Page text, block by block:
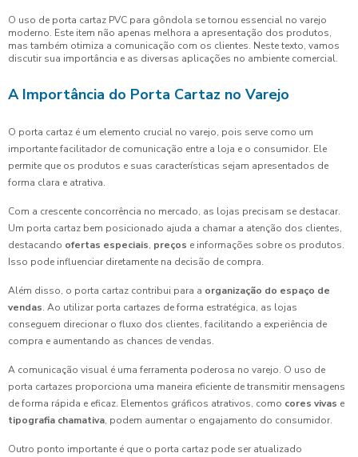
O uso de porta cartaz PVC para gôndola se tornou essencial no varejo
moderno. Este item não apenas melhora a apresentação dos produtos,
mas também otimiza a comunicação com os clientes. Neste texto, vamos
discutir sua importância e as diversas aplicações no ambiente comercial.
A Importância do Porta Cartaz no Varejo
O porta cartaz é um elemento crucial no varejo, pois serve como um
importante facilitador de comunicação entre a loja e o consumidor. Ele
permite que os produtos e suas características sejam apresentados de
forma clara e atrativa.
Com a crescente concorrência no mercado, as lojas precisam se destacar.
Um porta cartaz bem posicionado ajuda a chamar a atenção dos clientes,
destacando ofertas especiais, preços e informações sobre os produtos.
Isso pode influenciar diretamente na decisão de compra.
Além disso, o porta cartaz contribui para a organização do espaço de
vendas. Ao utilizar porta cartazes de forma estratégica, as lojas
conseguem direcionar o fluxo dos clientes, facilitando a experiência de
compra e aumentando as chances de vendas.
A comunicação visual é uma ferramenta poderosa no varejo. O uso de
porta cartazes proporciona uma maneira eficiente de transmitir mensagens
de forma rápida e eficaz. Elementos gráficos atrativos, como cores vivas e
tipografia chamativa, podem aumentar o engajamento do consumidor.
Outro ponto importante é que o porta cartaz pode ser atualizado